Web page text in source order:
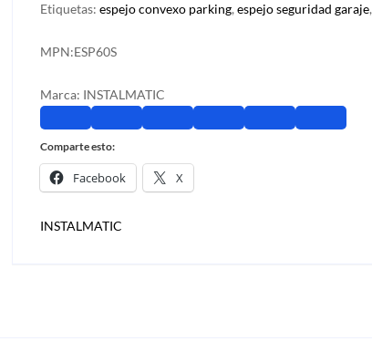
Etiquetas: espejo convexo parking, espejo seguridad garaje,
MPN:ESP60S
Marca: INSTALMATIC
Comparte esto:
Facebook X
INSTALMATIC